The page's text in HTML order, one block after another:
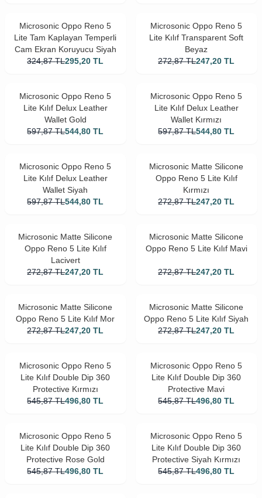
Microsonic Oppo Reno 5
Lite Tam Kaplayan Temperli
Cam Ekran Koruyucu Siyah
324,87 TL295,20 TL
Microsonic Oppo Reno 5
Lite Kılıf Transparent Soft
Beyaz
272,87 TL247,20 TL
Microsonic Oppo Reno 5
Lite Kılıf Delux Leather
Wallet Gold
597,87 TL544,80 TL
Microsonic Oppo Reno 5
Lite Kılıf Delux Leather
Wallet Kırmızı
597,87 TL544,80 TL
Microsonic Oppo Reno 5
Lite Kılıf Delux Leather
Wallet Siyah
597,87 TL544,80 TL
Microsonic Matte Silicone
Oppo Reno 5 Lite Kılıf
Kırmızı
272,87 TL247,20 TL
Microsonic Matte Silicone
Oppo Reno 5 Lite Kılıf
Lacivert
272,87 TL247,20 TL
Microsonic Matte Silicone
Oppo Reno 5 Lite Kılıf Mavi
272,87 TL247,20 TL
Microsonic Matte Silicone
Oppo Reno 5 Lite Kılıf Mor
272,87 TL247,20 TL
Microsonic Matte Silicone
Oppo Reno 5 Lite Kılıf Siyah
272,87 TL247,20 TL
Microsonic Oppo Reno 5
Lite Kılıf Double Dip 360
Protective Kırmızı
545,87 TL496,80 TL
Microsonic Oppo Reno 5
Lite Kılıf Double Dip 360
Protective Mavi
545,87 TL496,80 TL
Microsonic Oppo Reno 5
Lite Kılıf Double Dip 360
Protective Rose Gold
545,87 TL496,80 TL
Microsonic Oppo Reno 5
Lite Kılıf Double Dip 360
Protective Siyah Kırmızı
545,87 TL496,80 TL